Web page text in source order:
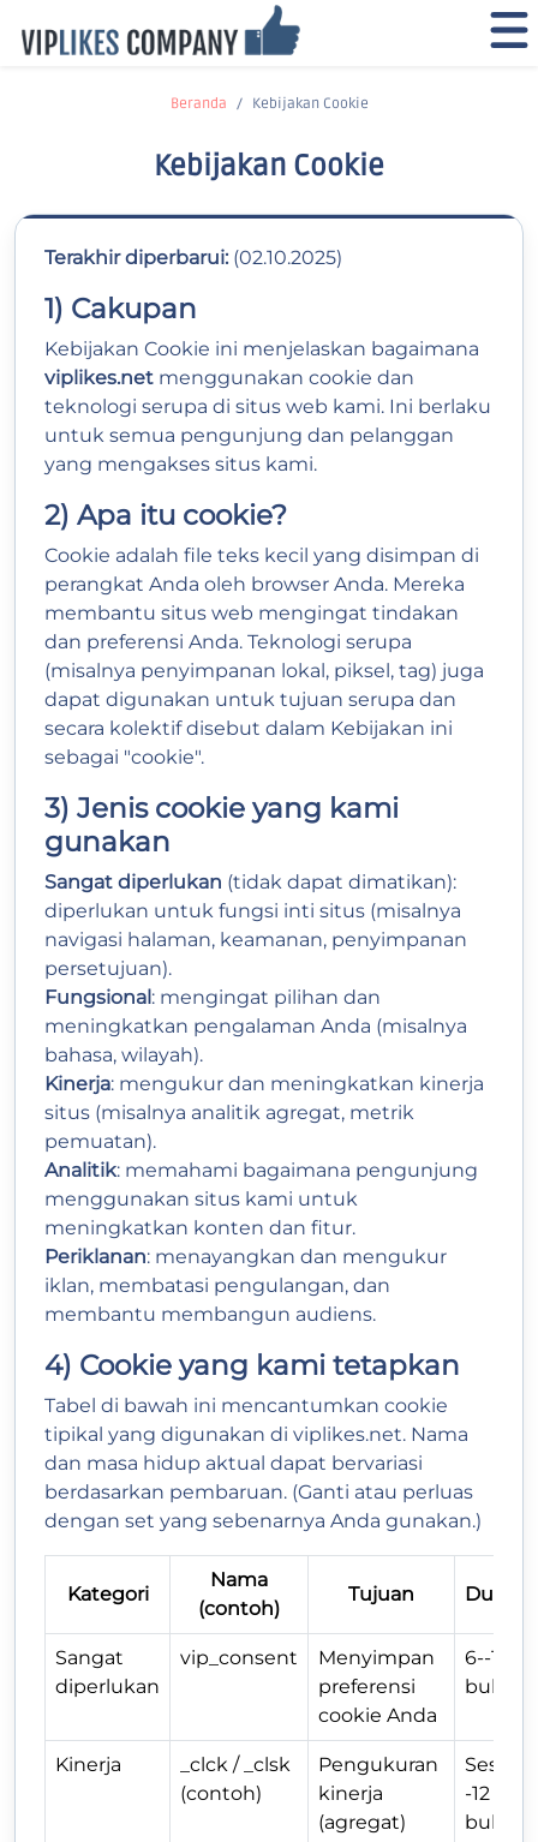
Beranda Kebijakan Cookie
Kebijakan Cookie
Terakhir diperbarui: (02.10.2025)
1) Cakupan
Kebijakan Cookie ini menjelaskan bagaimana
viplikes.net menggunakan cookie dan
teknologi serupa di situs web kami. Ini berlaku
untuk semua pengunjung dan pelanggan
yang mengakses situs kami.
2) Apa itu cookie?
Cookie adalah file teks kecil yang disimpan di
perangkat Anda oleh browser Anda. Mereka
membantu situs web mengingat tindakan
dan preferensi Anda. Teknologi serupa
(misalnya penyimpanan lokal, piksel, tag) juga
dapat digunakan untuk tujuan serupa dan
secara kolektif disebut dalam Kebijakan ini
sebagai "cookie".
3) Jenis cookie yang kami
gunakan
Sangat diperlukan (tidak dapat dimatikan):
diperlukan untuk fungsi inti situs (misalnya
navigasi halaman, keamanan, penyimpanan
persetujuan).
Fungsional: mengingat pilihan dan
meningkatkan pengalaman Anda (misalnya
bahasa, wilayah).
Kinerja: mengukur dan meningkatkan kinerja
situs (misalnya analitik agregat, metrik
pemuatan).
Analitik: memahami bagaimana pengunjung
menggunakan situs kami untuk
meningkatkan konten dan fitur.
Periklanan: menayangkan dan mengukur
iklan, membatasi pengulangan, dan
membantu membangun audiens.
4) Cookie yang kami tetapkan
Tabel di bawah ini mencantumkan cookie
tipikal yang digunakan di viplikes.net. Nama
dan masa hidup aktual dapat bervariasi
berdasarkan pembaruan. (Ganti atau perluas
dengan set yang sebenarnya Anda gunakan.)
Kategori
Nama
(contoh)
Tujuan Durasi
Sangat
diperlukan
vip_consent
Menyimpan
preferensi
cookie Anda
6--12
bulan
Kinerja
_clck / _clsk
(contoh)
Pengukuran
kinerja
(agregat)
Sesi-
-12
bulan